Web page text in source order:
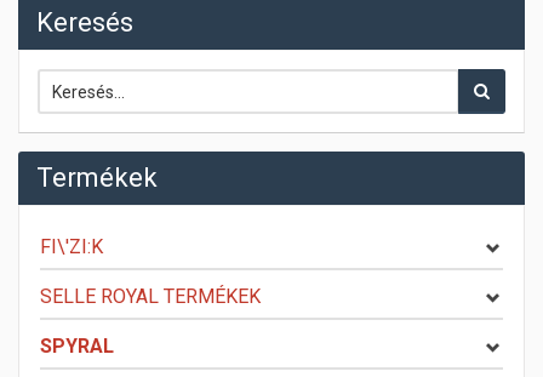
Keresés
Termékek
FI\'ZI:K
SELLE ROYAL TERMÉKEK
SPYRAL